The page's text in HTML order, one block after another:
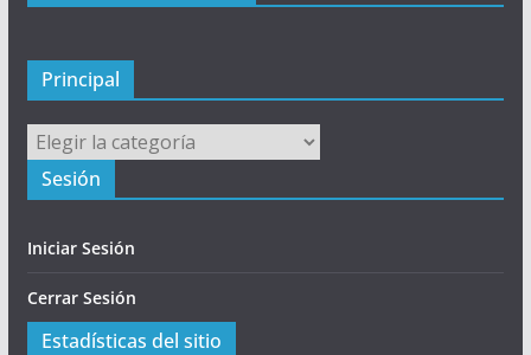
Principal
Principal
Sesión
Iniciar Sesión
Cerrar Sesión
Estadísticas del sitio